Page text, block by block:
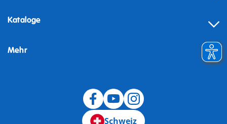
Kataloge
Mehr
Schweiz